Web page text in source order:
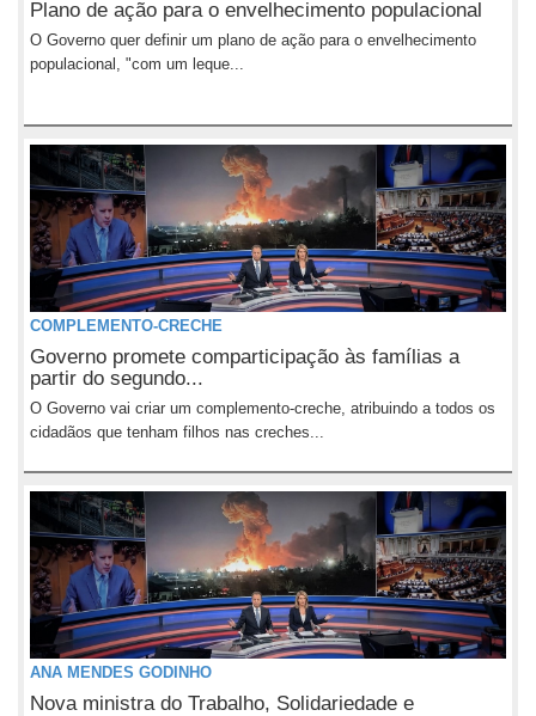
Plano de ação para o envelhecimento populacional
O Governo quer definir um plano de ação para o envelhecimento
populacional, "com um leque...
COMPLEMENTO-CRECHE
Governo promete comparticipação às famílias a
partir do segundo...
O Governo vai criar um complemento-creche, atribuindo a todos os
cidadãos que tenham filhos nas creches...
ANA MENDES GODINHO
Nova ministra do Trabalho, Solidariedade e